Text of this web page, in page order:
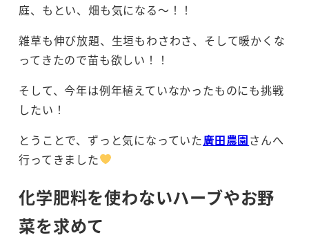
庭、もとい、畑も気になる～！！
雑草も伸び放題、生垣もわさわさ、そして暖かくな
ってきたので苗も欲しい！！
そして、今年は例年植えていなかったものにも挑戦
したい！
とうことで、ずっと気になっていた廣田農園さんへ
行ってきました
化学肥料を使わないハーブやお野
菜を求めて